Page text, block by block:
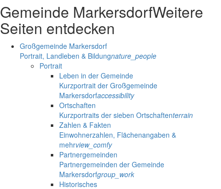
Gemeinde MarkersdorfWeitere
Seiten entdecken
Großgemeinde Markersdorf
Portrait, Landleben & Bildungnature_people
Portrait
Leben in der Gemeinde
Kurzportrait der Großgemeinde
Markersdorfaccessibility
Ortschaften
Kurzportraits der sieben Ortschaftenterrain
Zahlen & Fakten
Einwohnerzahlen, Flächenangaben &
mehrview_comfy
Partnergemeinden
Partnergemeinden der Gemeinde
Markersdorfgroup_work
Historisches